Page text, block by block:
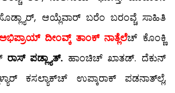
ಆಯ್ಲೆವಾರ್ ಬರೆಂ ಬರಂವ್ಚೆ ಸಾಹಿತಿ
ದೀಂವ್ಕ್ ತಾಂಕ್ ನಾತ್ಲೆಲೆಚ್ ಕೊಂಕ್ಣಿ
ರಾಸ್ ಪಡ್ಲ್ಯಾತ್. ಹಾಂಚಿಚ್ ಖಾತಡ್. ದೆಕುನ್
ಕಸಲ್ಯಾಕ್‍ಚ್ ಉಪ್ಕಾರಾಕ್ ಪಡನಾತ್‍ಲ್ಲೆ,